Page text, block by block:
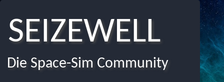
SEIZEWELL
Die Space-Sim Community